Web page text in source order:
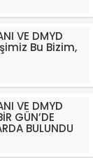
VE DMYD
Bu Bizim,
VE DMYD
GÜN’DE
BULUNDU